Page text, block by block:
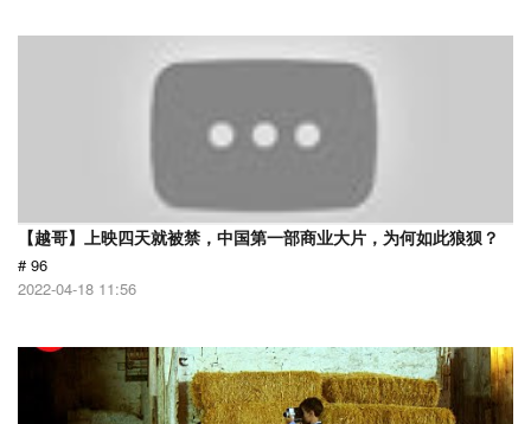
【越哥】上映四天就被禁，中国第一部商业大片，为何如此狼狈？
# 96
2022-04-18 11:56